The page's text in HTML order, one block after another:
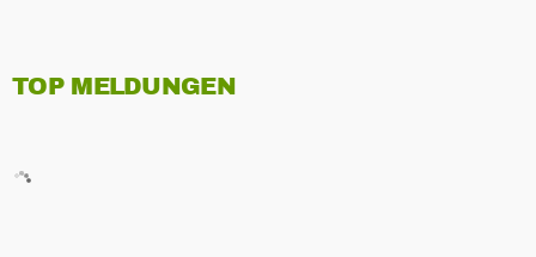
TOP MELDUNGEN